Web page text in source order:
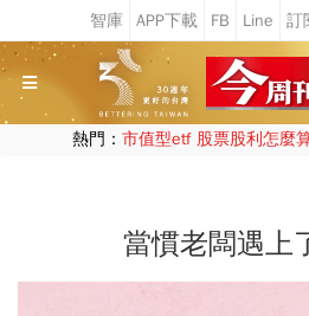
熱門： 市值型etf 股票股利怎麼
當慣老闆遇上